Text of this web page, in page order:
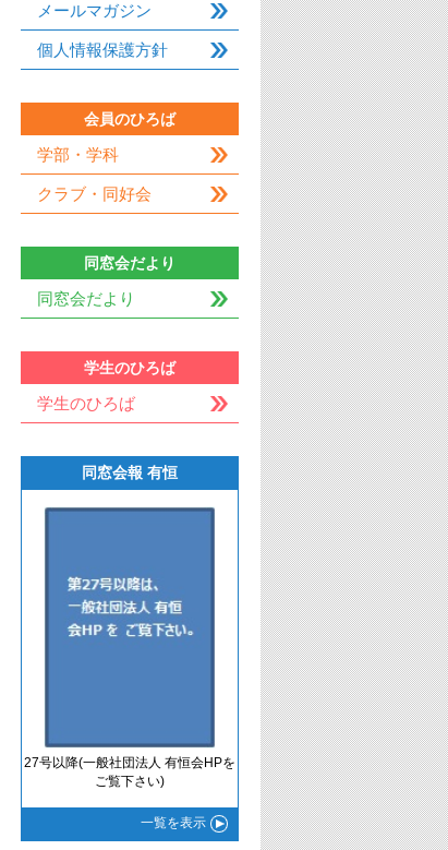
メールマガジン
個人情報保護方針
会員のひろば
学部・学科
クラブ・同好会
同窓会だより
同窓会だより
学生のひろば
学生のひろば
同窓会報 有恒
27号以降(一般社団法人 有恒会HPを
ご覧下さい)
一覧を表示